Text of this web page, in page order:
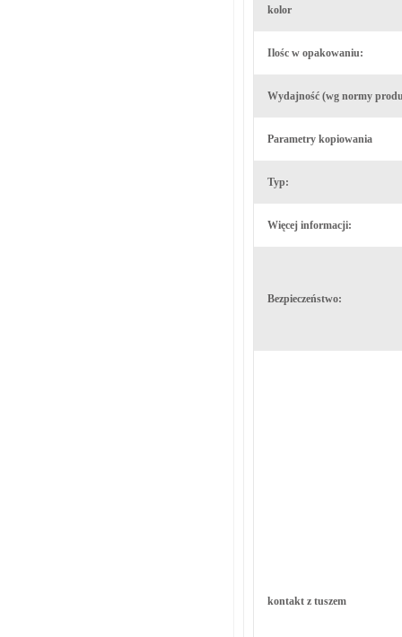
kolor
Ilośc w opakowaniu:
Wydajność (wg normy
Parametry kopiowania
Typ:
Więcej informacji:
Bezpieczeństwo:
kontakt z tuszem